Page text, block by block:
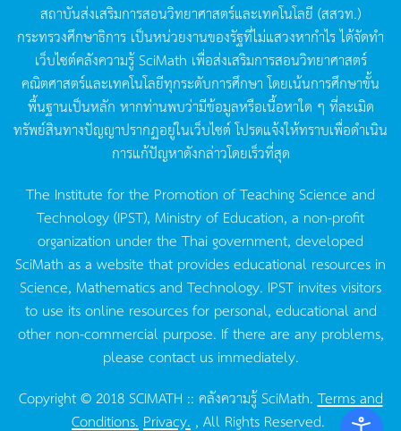
สถาบันส่งเสริมการสอนวิทยาศาสตร์และเทคโนโลยี (สสวท.)
กระทรวงศึกษาธิการ เป็นหน่วยงานของรัฐที่ไม่แสวงหากำไรได้จัดทำ
เว็บไซต์คลังความรู้SciMath เพื่อส่งเสริมการสอนวิทยาศาสตร์
คณิตศาสตร์และเทคโนโลยีทุกระดับการศึกษา โดยเน้นการศึกษาขั้น
พื้นฐานเป็นหลัก หากท่านพบว่ามีข้อมูลหรือเนื้อหาใด ๆ ที่ละเมิด
ทรัพย์สินทางปัญญาปรากฏอยู่ในเว็บไซต์โปรดแจ้งให้ทราบเพื่อดำเนิน
การแก้ปัญหาดังกล่าวโดยเร็วที่สุด
The Institute for the Promotion of Teaching Science and
Technology (IPST), Ministry of Education, a non-profit
organization under the Thai government, developed
SciMath as a website that provides educational resources in
Science, Mathematics and Technology. IPST invites visitors
to use its online resources for personal, educational and
other non-commercial purpose. If there are any problems,
please contact us immediately.
Copyright © 2018 SCIMATH :: คลังความรู้ SciMath.Terms and
Conditions. Privacy. , All Rights Reserved.